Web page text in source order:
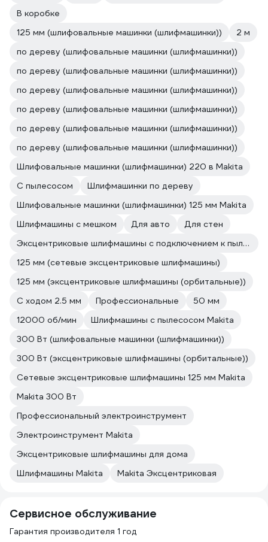
В коробке
125 мм (шлифовальные машинки (шлифмашинки))
2 м
по дереву (шлифовальные машинки (шлифмашинки))
по дереву (шлифовальные машинки (шлифмашинки))
по дереву (шлифовальные машинки (шлифмашинки))
по дереву (шлифовальные машинки (шлифмашинки))
по дереву (шлифовальные машинки (шлифмашинки))
по дереву (шлифовальные машинки (шлифмашинки))
Шлифовальные машинки (шлифмашинки) 220 в Makita
С пылесосом
Шлифмашинки по дереву
Шлифовальные машинки (шлифмашинки) 125 мм Makita
Шлифмашины с мешком
Для авто
Для стен
Эксцентриковые шлифмашины с подключением к пылесосу
125 мм (сетевые эксцентриковые шлифмашины)
125 мм (эксцентриковые шлифмашины (орбитальные))
С ходом 2.5 мм
Профессиональные
50 мм
12000 об/мин
Шлифмашины с пылесосом Makita
300 Вт (шлифовальные машинки (шлифмашинки))
300 Вт (эксцентриковые шлифмашины (орбитальные))
Сетевые эксцентриковые шлифмашины 125 мм Makita
Makita 300 Вт
Профессиональный электроинструмент
Электроинструмент Makita
Эксцентриковые шлифмашины для дома
Шлифмашины Makita
Makita Эксцентриковая
Сервисное обслуживание
Гарантия производителя 1 год